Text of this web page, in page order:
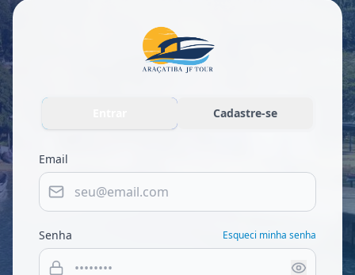
Cadastre-se
Email
Senha Esqueci minha senha